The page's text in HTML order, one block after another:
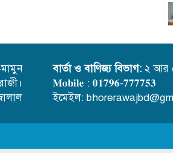
বার্তা ও বাণিজ্য বিভাগ: ২ আর
𝐌𝐨𝐛𝐢𝐥𝐞 : 𝟎𝟏𝟕𝟗𝟔-𝟕𝟕𝟕𝟕𝟓𝟑
ইমেইল: